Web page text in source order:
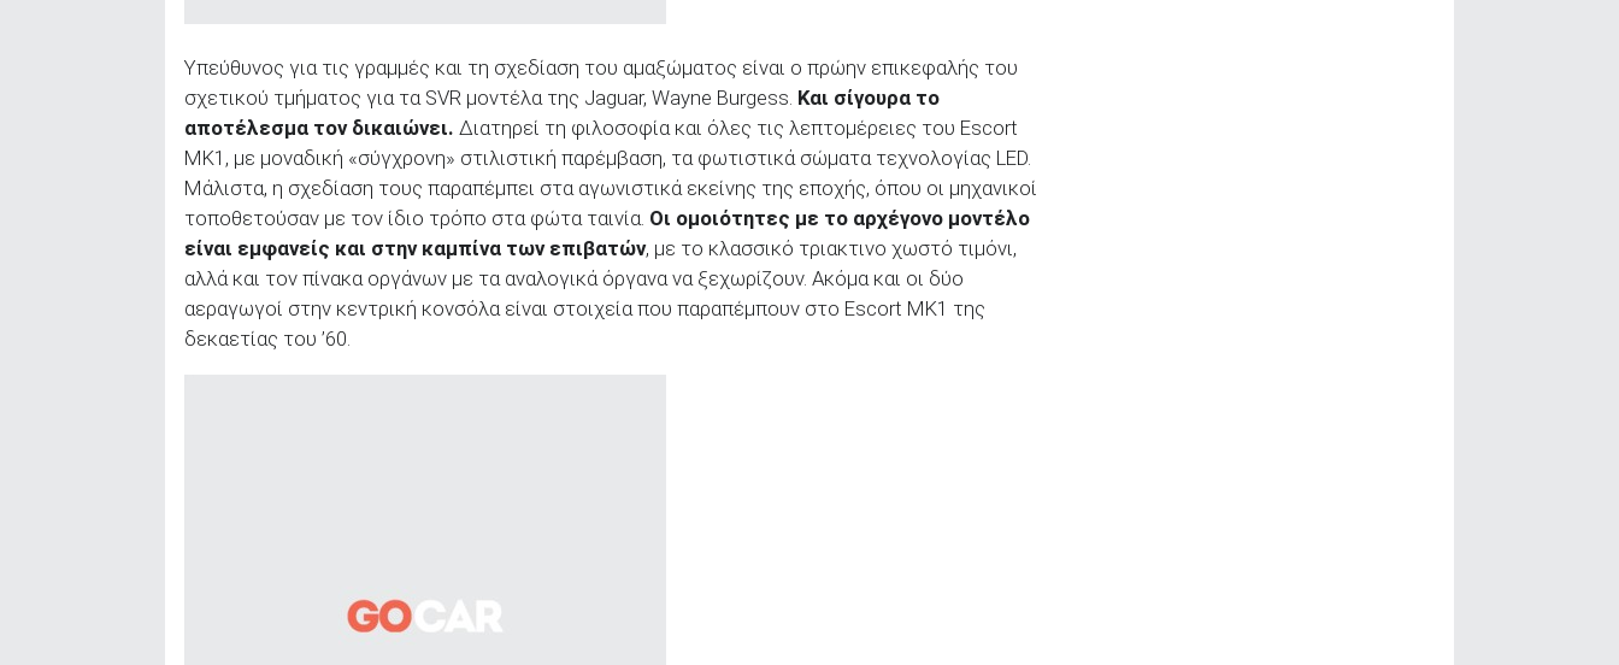
Υπεύθυνος για τις γραμμές και τη σχεδίαση του αμαξώματος είναι ο πρώην επικεφαλής του
σχετικού τμήματος για τα SVR μοντέλα της Jaguar, Wayne Burgess. Και σίγουρα το
αποτέλεσμα τον δικαιώνει. Διατηρεί τη φιλοσοφία και όλες τις λεπτομέρειες του Escort
MK1, με μοναδική «σύγχρονη» στιλιστική παρέμβαση, τα φωτιστικά σώματα τεχνολογίας LED.
Μάλιστα, η σχεδίαση τους παραπέμπει στα αγωνιστικά εκείνης της εποχής, όπου οι μηχανικοί
τοποθετούσαν με τον ίδιο τρόπο στα φώτα ταινία. Οι ομοιότητες με το αρχέγονο μοντέλο
είναι εμφανείς και στην καμπίνα των επιβατών, με το κλασσικό τριακτινο χωστό τιμόνι,
αλλά και τον πίνακα οργάνων με τα αναλογικά όργανα να ξεχωρίζουν. Ακόμα και οι δύο
αεραγωγοί στην κεντρική κονσόλα είναι στοιχεία που παραπέμπουν στο Escort MK1 της
δεκαετίας του ’60.